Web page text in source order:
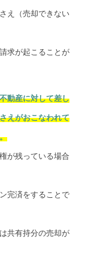
え（売却できない
求が起こることが
動産に対して差し
えがおこなわれて
が残っている場合
完済をすることで
共有持分の売却が